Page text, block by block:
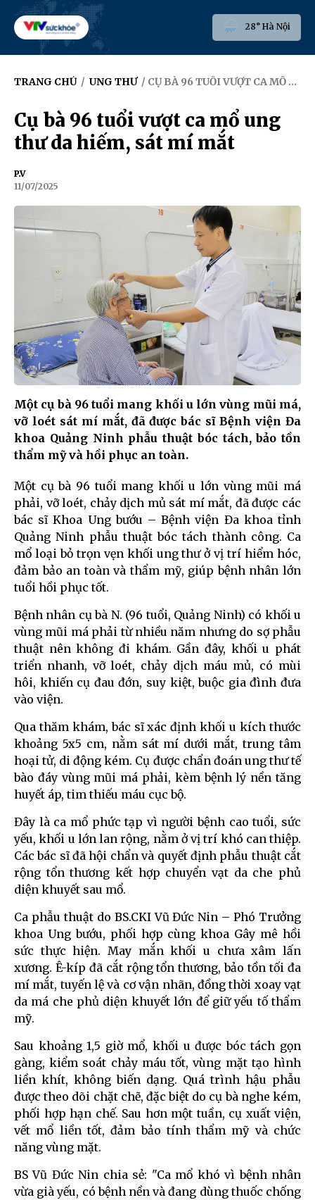
28° Hà Nội
TRANG CHỦ / UNG THƯ / CỤ BÀ 96 TUỔI VƯỢT CA MỔ UNG THƯ DA HIẾM, SÁT MÍ MẮT
Cụ bà 96 tuổi vượt ca mổ ung
thư da hiếm, sát mí mắt
P.V
11/07/2025
Một cụ bà 96 tuổi mang khối u lớn vùng mũi má,
vỡ loét sát mí mắt, đã được bác sĩ Bệnh viện Đa
khoa Quảng Ninh phẫu thuật bóc tách, bảo tồn
thẩm mỹ và hồi phục an toàn.
Một cụ bà 96 tuổi mang khối u lớn vùng mũi má
phải, vỡ loét, chảy dịch mủ sát mí mắt, đã được các
bác sĩ Khoa Ung bướu – Bệnh viện Đa khoa tỉnh
Quảng Ninh phẫu thuật bóc tách thành công. Ca
mổ loại bỏ trọn vẹn khối ung thư ở vị trí hiểm hóc,
đảm bảo an toàn và thẩm mỹ, giúp bệnh nhân lớn
tuổi hồi phục tốt.
Bệnh nhân cụ bà N. (96 tuổi, Quảng Ninh) có khối u
vùng mũi má phải từ nhiều năm nhưng do sợ phẫu
thuật nên không đi khám. Gần đây, khối u phát
triển nhanh, vỡ loét, chảy dịch máu mủ, có mùi
hôi, khiến cụ đau đớn, suy kiệt, buộc gia đình đưa
vào viện.
Qua thăm khám, bác sĩ xác định khối u kích thước
khoảng 5x5 cm, nằm sát mí dưới mắt, trung tâm
hoại tử, di động kém. Cụ được chẩn đoán ung thư tế
bào đáy vùng mũi má phải, kèm bệnh lý nền tăng
huyết áp, tim thiếu máu cục bộ.
Đây là ca mổ phức tạp vì người bệnh cao tuổi, sức
yếu, khối u lớn lan rộng, nằm ở vị trí khó can thiệp.
Các bác sĩ đã hội chẩn và quyết định phẫu thuật cắt
rộng tổn thương kết hợp chuyển vạt da che phủ
diện khuyết sau mổ.
Ca phẫu thuật do BS.CKI Vũ Đức Nin – Phó Trưởng
khoa Ung bướu, phối hợp cùng khoa Gây mê hồi
sức thực hiện. May mắn khối u chưa xâm lấn
xương. Ê-kíp đã cắt rộng tổn thương, bảo tồn tối đa
mí mắt, tuyến lệ và cơ vận nhãn, đồng thời xoay vạt
da má che phủ diện khuyết lớn để giữ yếu tố thẩm
mỹ.
Sau khoảng 1,5 giờ mổ, khối u được bóc tách gọn
gàng, kiểm soát chảy máu tốt, vùng mặt tạo hình
liền khít, không biến dạng. Quá trình hậu phẫu
được theo dõi chặt chẽ, đặc biệt do cụ bà nghe kém,
phối hợp hạn chế. Sau hơn một tuần, cụ xuất viện,
vết mổ liền tốt, đảm bảo tính thẩm mỹ và chức
năng vùng mặt.
BS Vũ Đức Nin chia sẻ: "Ca mổ khó vì bệnh nhân
vừa già yếu, có bệnh nền và đang dùng thuốc chống